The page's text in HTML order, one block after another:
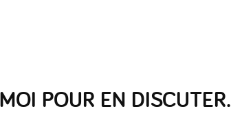
POUR EN DISCUTER.